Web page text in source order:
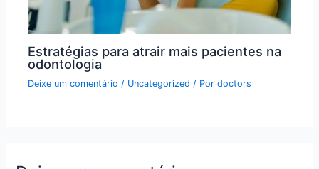
Estratégias para atrair mais pacientes na
odontologia
Deixe um comentário / Uncategorized / Pordoctors